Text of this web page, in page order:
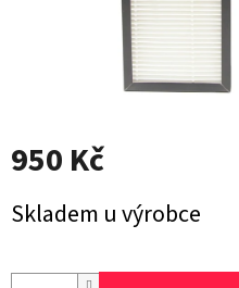
950 Kč
cena:
Skladem u výrobce